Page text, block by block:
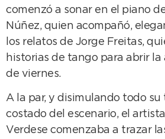
comenzó a sonar en el piano
Núñez, quien acompañó,
los relatos de Jorge Freitas,
historias de tango para abrir
de viernes.
A la par, y disimulando todo
costado del escenario, el
Verdese comenzaba a trazar